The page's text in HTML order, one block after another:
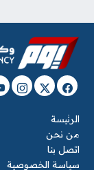
الرئيسة
من نحن
اتصل بنا
سياسة الخصوصية